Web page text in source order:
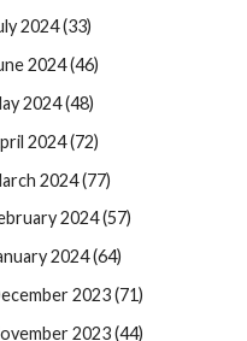
2024 (33)
2024 (46)
2024 (48)
2024 (72)
2024 (77)
2024 (57)
2024 (64)
2023 (71)
2023 (44)